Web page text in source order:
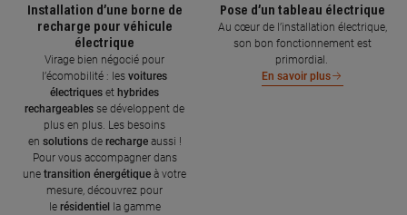
Installation d’une borne de
recharge pour véhicule
électrique
Virage bien négocié pour
l’écomobilité : les voitures
électriques et hybrides
rechargeables se développent de
plus en plus. Les besoins
en solutions de recharge aussi !
Pour vous accompagner dans
une transition énergétique à votre
mesure, découvrez pour
le résidentiel la gamme
Pose d’un tableau électrique
Au cœur de l’installation électrique,
son bon fonctionnement est
primordial.
En savoir plus